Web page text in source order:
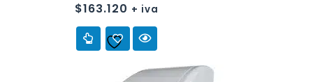
$163.120 + iva